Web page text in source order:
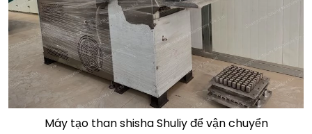
Máy tạo than shisha Shuliy để vận chuyển